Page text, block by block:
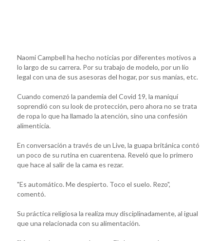
Naomi Campbell ha hecho noticias por diferentes motivos a
lo largo de su carrera. Por su trabajo de modelo, por un lío
legal con una de sus asesoras del hogar, por sus manías, etc.
Cuando comenzó la pandemia del Covid 19, la maniquí
soprendió con su look de protección, pero ahora no se trata
de ropa lo que ha llamado la atención, sino una confesión
alimenticia.
En conversación a través de un Live, la guapa británica contó
un poco de su rutina en cuarentena. Reveló que lo primero
que hace al salir de la cama es rezar.
"Es automático. Me despierto. Toco el suelo. Rezo",
comentó.
Su práctica religiosa la realiza muy disciplinadamente, al igual
que una relacionada con su alimentación.